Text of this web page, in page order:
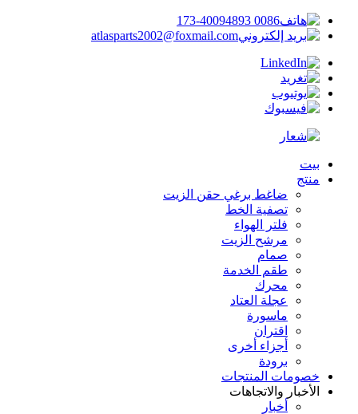
0086 173-40094893
atlasparts2002@foxmail.com
بيت
منتج
ضاغط برغي حقن الزيت
تصفية الخط
فلتر الهواء
مرشح الزيت
صمام
طقم الخدمة
محرك
عجلة العتاد
ماسورة
اقتران
أجزاء أخرى
برودة
خصومات المنتجات
الأخبار والاتجاهات
أخبار